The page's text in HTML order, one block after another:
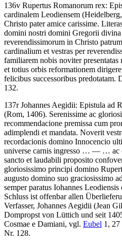
136v Rupertus Romanorum rex:
cardinalem Leodiensem
Christo pater amice carissime.
domini nostri domini Gregorii
reverendissimorum in Christo
cardinalium et vestras per
familiarem nobis noviter presentatas
et totius orbis reformationem
felicibus successoribus predotatam.
132.
137rJohannes Aegidii: Epistula ad
(Rom, 1406). Serenissime ac
recommendacione premissa cum
adimplendi et mandata. Noverit
recordacionis domino Innocencio
universe carnis ingresso … — … ac
sancto et laudabili proposito
gloriosissimo principi domino
augusto domino suo graciosissimo
semper paratus Iohannes Leodiensis
Schluss ist offenbar allen
Verfasser, Johannes Aegidii (Jean
Dompropst von Lüttich und seit
Cosmae e Damiani, vgl. Eubel 1, 27
Nr. 128.